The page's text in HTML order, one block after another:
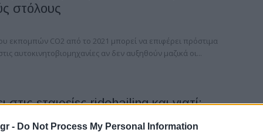
- Do Not Process My Personal Information
στόλους
εκπομπών CO2 από το 2021 μπορεί να επιφέρει πρόστιμα
αυτοκινητοβιομηχανίες αν δεν αυξηθούν μαζικά οι...
στις εταιρείες ridehailing και γιατί;